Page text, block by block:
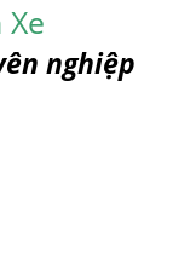
nghiệp